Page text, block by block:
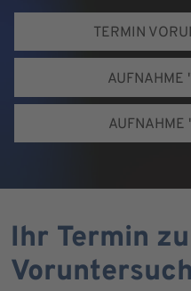
TERMIN
AUFNAHME
AUFNAHME
Ihr Termin